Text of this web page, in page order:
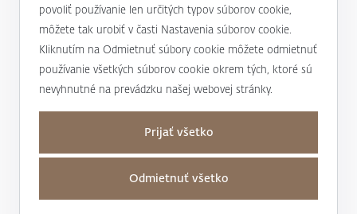
Kto sme
Magazín Magnus
Podporujeme
Užitočné informácie
Úrokové sadzby a poplatky
Bankové produkty a služby
Transakčná daň
Nastaviť cookies
Kontakty
povoliť používanie len určitých typov súborov cookie,
môžete tak urobiť v časti Nastavenia súborov cookie.
Kliknutím na Odmietnuť súbory cookie môžete odmietnuť
používanie všetkých súborov cookie okrem tých, ktoré sú
nevyhnutné na prevádzku našej webovej stránky.
Prijať všetko
Odmietnuť všetko